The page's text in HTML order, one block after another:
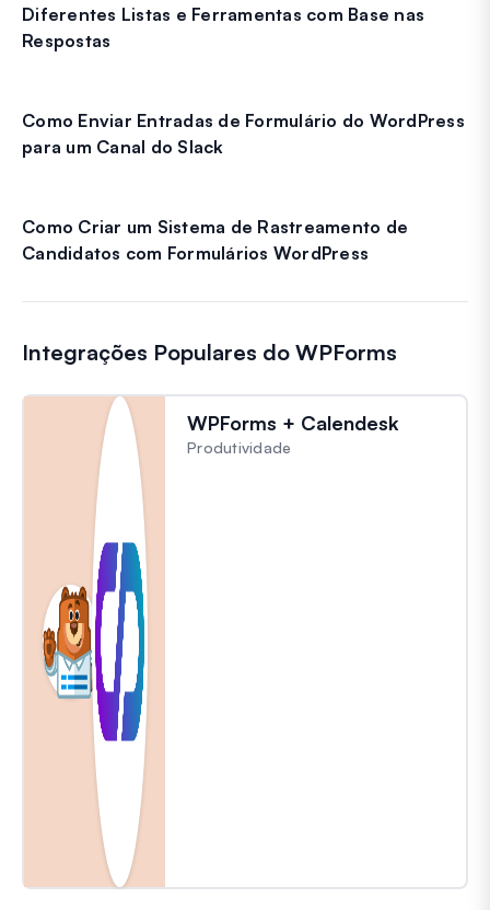
Diferentes Listas e Ferramentas com Base nas
Respostas
Como Enviar Entradas de Formulário do WordPress
para um Canal do Slack
Como Criar um Sistema de Rastreamento de
Candidatos com Formulários WordPress
Integrações Populares do WPForms
WPForms + Calendesk
Produtividade